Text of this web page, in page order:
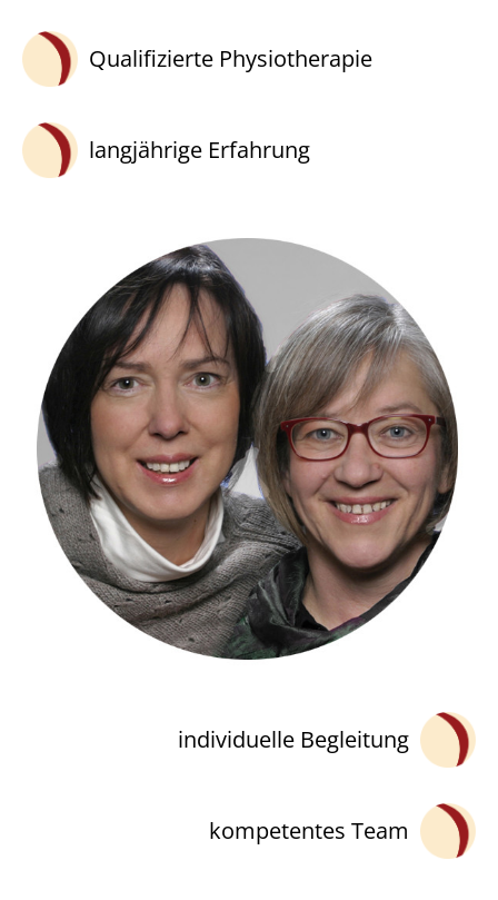
Qualifizierte Physiotherapie
langjährige Erfahrung
individuelle Begleitung
kompetentes Team